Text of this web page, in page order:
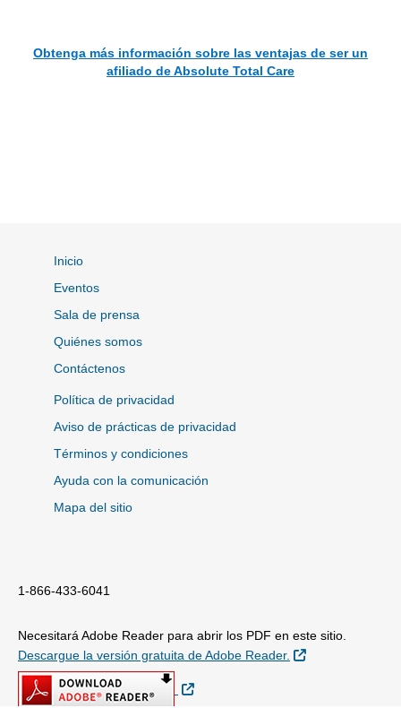
Obtenga más información sobre las ventajas de ser un
afiliado de Absolute Total Care
Inicio
Eventos
Sala de prensa
Quiénes somos
Contáctenos
Política de privacidad
Aviso de prácticas de privacidad
Términos y condiciones
Ayuda con la comunicación
Mapa del sitio
1-866-433-6041
Necesitará Adobe Reader para abrir los PDF en este sitio.
Descargue la versión gratuita de Adobe Reader.
Sitio Externo
Sitio Externo